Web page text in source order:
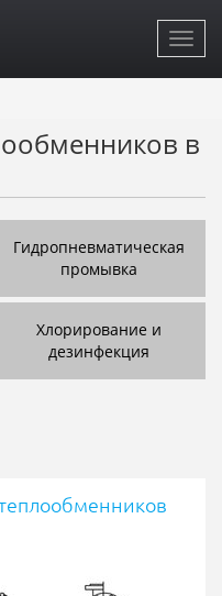
в
Гидропневматическая
промывка
Хлорирование и
дезинфекция